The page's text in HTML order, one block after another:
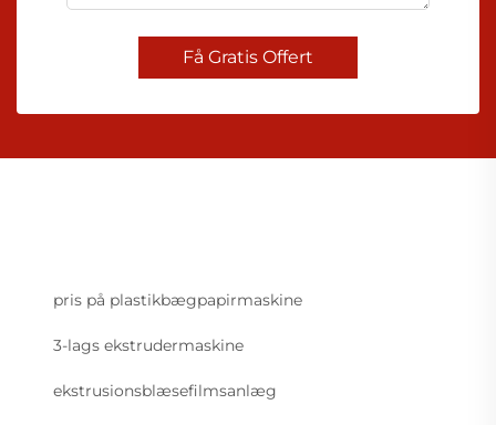
Få Gratis Offert
pris på plastikbægpapirmaskine
3-lags ekstrudermaskine
ekstrusionsblæsefilmsanlæg